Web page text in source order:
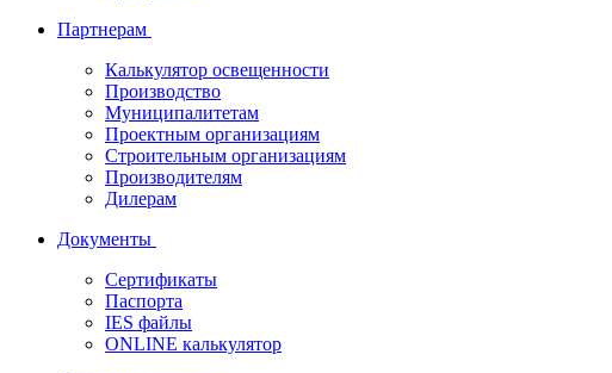
Партнерам
Калькулятор освещенности
Производство
Муниципалитетам
Проектным организациям
Строительным организациям
Производителям
Дилерам
Документы
Сертификаты
Паспорта
IES файлы
ONLINE калькулятор